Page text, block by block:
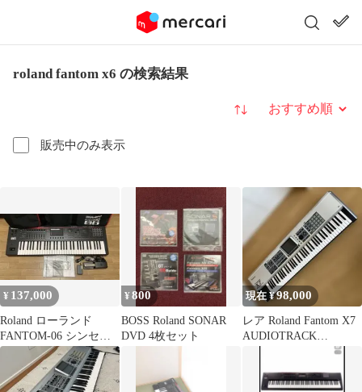
roland fantom x6 の検索結果
販売中のみ表示
並び替え
¥ 137,000
Roland ローランド
FANTOM-06 シンセサ
イザー
¥800
BOSS Roland SONAR
DVD 4枚セット
現在 ¥98,000
レア Roland Fantom X7
AUDIOTRACK